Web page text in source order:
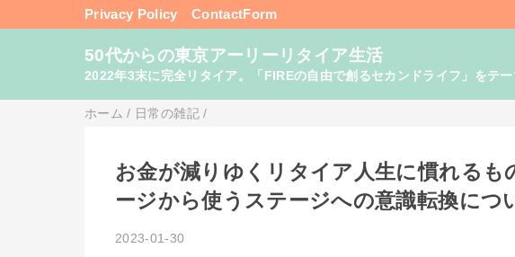
Privacy Policy ContactForm
50代からの東京アーリーリタイア生活
2022年3末に完全リタイア。「FIREの自由で創るセカンドライフ」を
ホーム / 日常の雑記 /
お金が減りゆくリタイア人生に慣れるも
ージから使うステージへの意識転換につ
2023-01-30